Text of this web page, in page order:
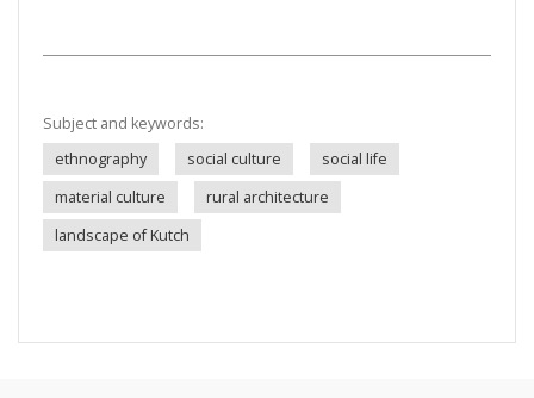
Subject and keywords:
ethnography
social culture
social life
material culture
rural architecture
landscape of Kutch